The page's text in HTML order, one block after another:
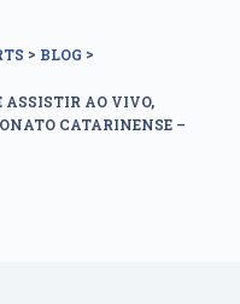
> BLOG >
ASSISTIR AO VIVO,
CATARINENSE –